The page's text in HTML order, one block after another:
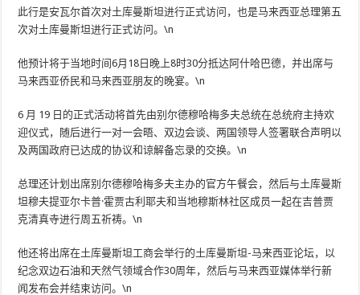
此行是安瓦尔首次对土库曼斯坦进行正式访问，也是马来西亚总理第五
次对土库曼斯坦进行正式访问。\n
他预计将于当地时间6月18日晚上8时30分抵达阿什哈巴德，并出席与
马来西亚侨民和马来西亚朋友的晚宴。\n
6 月 19 日的正式活动将首先由别尔德穆哈梅多夫总统在总统府主持欢
迎仪式，随后进行一对一会晤、双边会谈、两国领导人签署联合声明以
及两国政府已达成的协议和谅解备忘录的交换。\n
总理还计划出席别尔德穆哈梅多夫主办的官方午餐会，然后与土库曼斯
坦穆夫提亚尔卡普·霍贾古利耶夫和当地穆斯林社区成员一起在吉普贾
克清真寺进行周五祈祷。\n
他还将出席在土库曼斯坦工商会举行的土库曼斯坦-马来西亚论坛，以
纪念双边石油和天然气领域合作30周年，然后与马来西亚媒体举行新
闻发布会并结束访问。\n